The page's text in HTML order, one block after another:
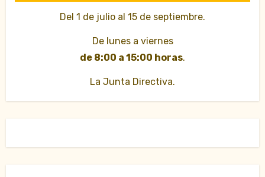
Del 1 de julio al 15 de septiembre.
De lunes a viernes
de 8:00 a 15:00 horas.
La Junta Directiva.